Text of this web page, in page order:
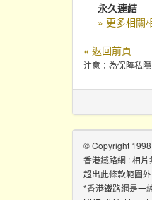
永久連結
» 更多相關
« 返回前頁
注意：為保障私
© Copyright
香港鐵路網 : 相片
超出此條款範圍
*香港鐵路網是一